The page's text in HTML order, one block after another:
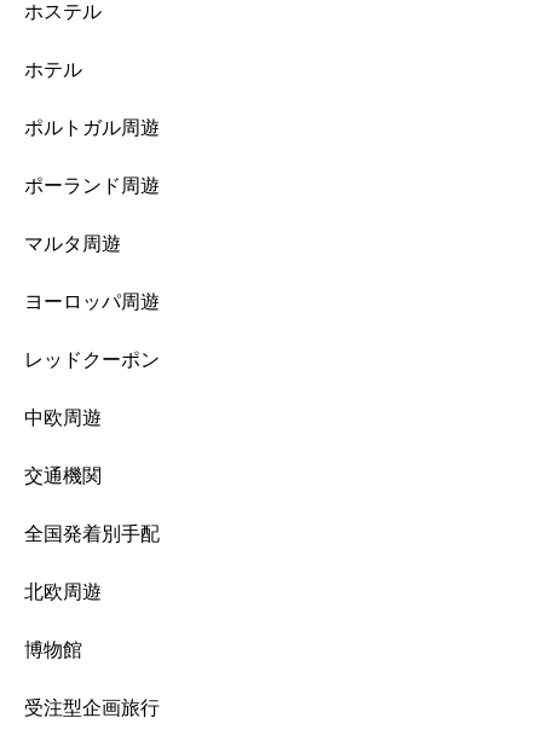
ホステル
ホテル
ポルトガル周遊
ポーランド周遊
マルタ周遊
ヨーロッパ周遊
レッドクーポン
中欧周遊
交通機関
全国発着別手配
北欧周遊
博物館
受注型企画旅行